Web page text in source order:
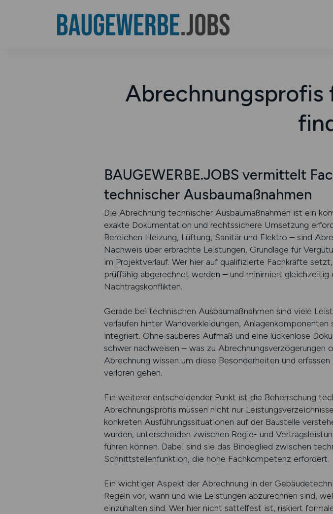
BAUGEWERBE.JOBS vermittelt
technischer Ausbaumaßnahmen
Die Abrechnung technischer Ausbaumaßnahmen ist ein
exakte Dokumentation und rechtssichere Umsetzung
Bereichen Heizung, Lüftung, Sanitär und Elektro – sind
Nachweis über erbrachte Leistungen, Grundlage für
im Projektverlauf. Wer hier auf qualifizierte Fachkräfte
prüffähig abgerechnet werden – und minimiert
Nachtragskonflikten.
Gerade bei technischen Ausbaumaßnahmen sind viele
verlaufen hinter Wandverkleidungen,
integriert. Ohne sauberes Aufmaß und eine lückenlose
schwer nachweisen – was zu Abrechnungsverzögerungen
Abrechnung wissen um diese Besonderheiten und
verloren gehen.
Ein weiterer entscheidender Punkt ist die Beherrschung
Abrechnungsprofis müssen nicht nur
konkreten Ausführungssituationen auf der Baustelle
wurden, unterscheiden zwischen Regie- und
führen können. Dabei sind sie das Bindeglied zwischen
Schnittstellenfunktion, die hohe Fachkompetenz erfordert.
Ein wichtiger Aspekt der Abrechnung in der
Regeln vor, wann und wie Leistungen abzurechnen sind,
einzuhalten sind. Wer hier nicht sattelfest ist, riskiert